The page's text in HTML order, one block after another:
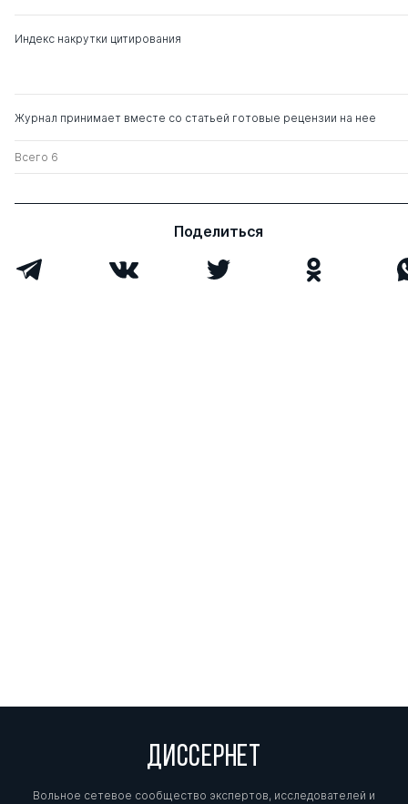
Берулава Галина
д. псих.н. 0 3
Индекс накрутки цитирования
Журнал принимает вместе со статьей готовые рецензии на нее
Всего 6
Поделиться
ДИССЕРНЕТ
Вольное сетевое сообщество экспертов, исследователей и